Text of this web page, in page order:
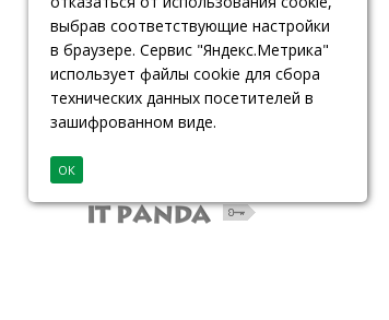
выбрав соответствующие настройки
в браузере. Сервис "Яндекс.Метрика"
использует файлы cookie для сбора
технических данных посетителей в
зашифрованном виде.
ОК